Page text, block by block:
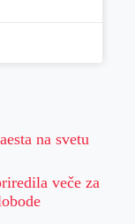
na svetu
veče za